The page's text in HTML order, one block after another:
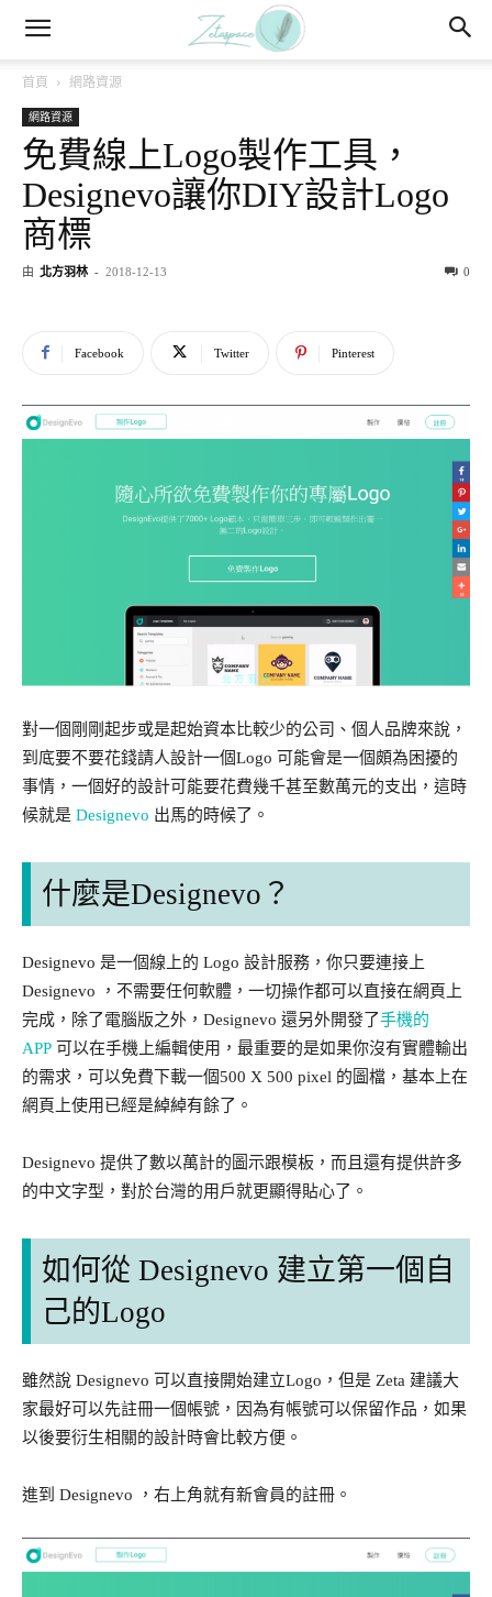
首頁 網路資源
網路資源
免費線上Logo製作工具，
Designevo讓你DIY設計Logo
商標
由 北方羽林 - 2018-12-13 0
Facebook Twitter Pinterest
對一個剛剛起步或是起始資本比較少的公司、個人品牌來說，
到底要不要花錢請人設計一個Logo 可能會是一個頗為困擾的
事情，一個好的設計可能要花費幾千甚至數萬元的支出，這時
候就是 Designevo 出馬的時候了。
什麼是Designevo？
Designevo 是一個線上的 Logo 設計服務，你只要連接上
Designevo ，不需要任何軟體，一切操作都可以直接在網頁上
完成，除了電腦版之外，Designevo 還另外開發了手機的
APP 可以在手機上編輯使用，最重要的是如果你沒有實體輸出
的需求，可以免費下載一個500 X 500 pixel 的圖檔，基本上在
網頁上使用已經是綽綽有餘了。
Designevo 提供了數以萬計的圖示跟模板，而且還有提供許多
的中文字型，對於台灣的用戶就更顯得貼心了。
如何從 Designevo 建立第一個自
己的Logo
雖然說 Designevo 可以直接開始建立Logo，但是 Zeta 建議大
家最好可以先註冊一個帳號，因為有帳號可以保留作品，如果
以後要衍生相關的設計時會比較方便。
進到 Designevo ，右上角就有新會員的註冊。